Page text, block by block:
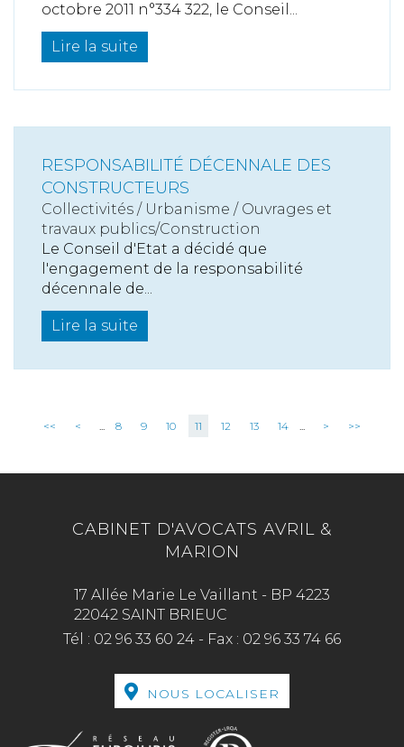
octobre 2011 n°334 322, le Conseil...
Lire la suite
RESPONSABILITÉ DÉCENNALE DES
CONSTRUCTEURS
Collectivités / Urbanisme / Ouvrages et
travaux publics/Construction
Le Conseil d'Etat a décidé que
l'engagement de la responsabilité
décennale de...
Lire la suite
<< < ... 8 9 10 11 12 13 14 ... > >>
CABINET D'AVOCATS AVRIL &
MARION
17 Allée Marie Le Vaillant - BP 4223
22042 SAINT BRIEUC
Tél : 02 96 33 60 24 - Fax : 02 96 33 74 66
NOUS LOCALISER